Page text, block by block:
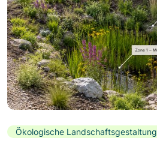
Ökologische Landschaftsgestaltung